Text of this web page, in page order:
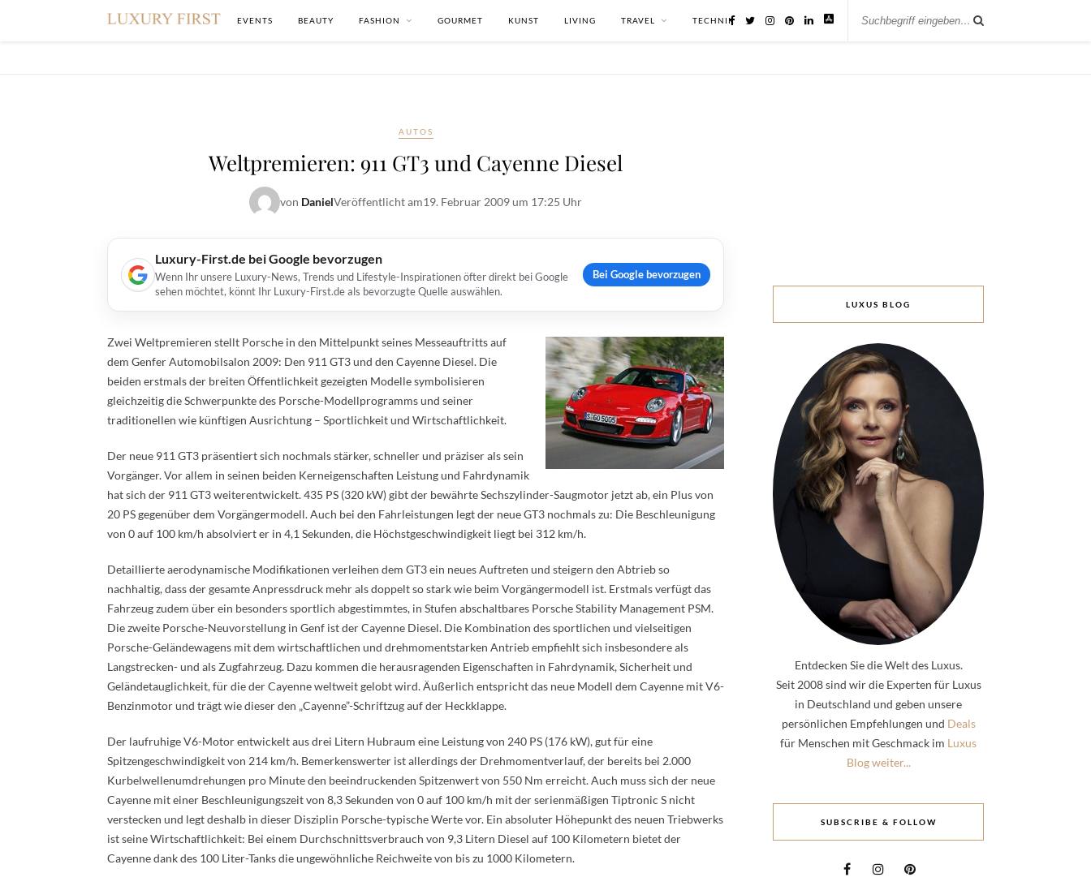
EVENTS BEAUTY FASHION GOURMET KUNST LIVING TRAVEL TECHNIK
AUTOS
Weltpremieren: 911 GT3 und Cayenne Diesel
von DanielVeröffentlicht am19. Februar 2009 um 17:25 Uhr
Luxury-First.de bei Google bevorzugen
Wenn Ihr unsere Luxury-News, Trends und Lifestyle-Inspirationen öfter direkt bei Google
sehen möchtet, könnt Ihr Luxury-First.de als bevorzugte Quelle auswählen.
Bei Google bevorzugen
Zwei Weltpremieren stellt Porsche in den Mittelpunkt seines Messeauftritts auf
dem Genfer Automobilsalon 2009: Den 911 GT3 und den Cayenne Diesel. Die
beiden erstmals der breiten Öffentlichkeit gezeigten Modelle symbolisieren
gleichzeitig die Schwerpunkte des Porsche-Modellprogramms und seiner
traditionellen wie künftigen Ausrichtung – Sportlichkeit und Wirtschaftlichkeit.
Der neue 911 GT3 präsentiert sich nochmals stärker, schneller und präziser als sein
Vorgänger. Vor allem in seinen beiden Kerneigenschaften Leistung und Fahrdynamik
hat sich der 911 GT3 weiterentwickelt. 435 PS (320 kW) gibt der bewährte Sechszylinder-Saugmotor jetzt ab, ein Plus von
20 PS gegenüber dem Vorgängermodell. Auch bei den Fahrleistungen legt der neue GT3 nochmals zu: Die Beschleunigung
von 0 auf 100 km/h absolviert er in 4,1 Sekunden, die Höchstgeschwindigkeit liegt bei 312 km/h.
Detaillierte aerodynamische Modifikationen verleihen dem GT3 ein neues Auftreten und steigern den Abtrieb so
nachhaltig, dass der gesamte Anpressdruck mehr als doppelt so stark wie beim Vorgängermodell ist. Erstmals verfügt das
Fahrzeug zudem über ein besonders sportlich abgestimmtes, in Stufen abschaltbares Porsche Stability Management PSM.
Die zweite Porsche-Neuvorstellung in Genf ist der Cayenne Diesel. Die Kombination des sportlichen und vielseitigen
Porsche-Geländewagens mit dem wirtschaftlichen und drehmomentstarken Antrieb empfiehlt sich insbesondere als
Langstrecken- und als Zugfahrzeug. Dazu kommen die herausragenden Eigenschaften in Fahrdynamik, Sicherheit und
Geländetauglichkeit, für die der Cayenne weltweit gelobt wird. Äußerlich entspricht das neue Modell dem Cayenne mit V6-
Benzinmotor und trägt wie dieser den „Cayenne”-Schriftzug auf der Heckklappe.
Der laufruhige V6-Motor entwickelt aus drei Litern Hubraum eine Leistung von 240 PS (176 kW), gut für eine
Spitzengeschwindigkeit von 214 km/h. Bemerkenswerter ist allerdings der Drehmomentverlauf, der bereits bei 2.000
Kurbelwellenumdrehungen pro Minute den beeindruckenden Spitzenwert von 550 Nm erreicht. Auch muss sich der neue
Cayenne mit einer Beschleunigungszeit von 8,3 Sekunden von 0 auf 100 km/h mit der serienmäßigen Tiptronic S nicht
verstecken und legt deshalb in dieser Disziplin Porsche-typische Werte vor. Ein absoluter Höhepunkt des neuen Triebwerks
ist seine Wirtschaftlichkeit: Bei einem Durchschnittsverbrauch von 9,3 Litern Diesel auf 100 Kilometern bietet der
Cayenne dank des 100 Liter-Tanks die ungewöhnliche Reichweite von bis zu 1000 Kilometern.
LUXUS BLOG
Entdecken Sie die Welt des Luxus.
Seit 2008 sind wir die Experten für Luxus
in Deutschland und geben unsere
persönlichen Empfehlungen und Deals
für Menschen mit Geschmack im Luxus
Blog weiter...
SUBSCRIBE & FOLLOW